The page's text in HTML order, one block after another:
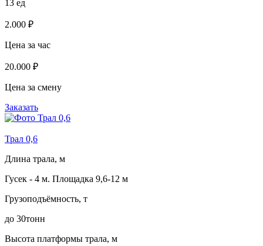
13 ед
2.000 ₽
Цена за час
20.000 ₽
Цена за смену
Заказать
Трал 0,6
Длина трала, м
Гусек - 4 м. Площадка 9,6-12 м
Грузоподъёмность, т
до 30тонн
Высота платформы трала, м